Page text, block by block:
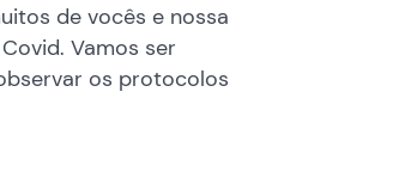
de vocês e nossa
Vamos ser
os protocolos